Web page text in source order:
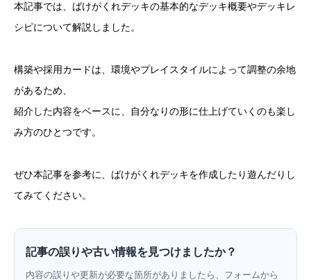
本記事では、ばけがくれデッキの基本的なデッキ概要やデッキレ
シピについて解説しました。
構築や採用カードは、環境やプレイスタイルによって調整の余地
があるため、
紹介した内容をベースに、自分なりの形に仕上げていくのも楽し
み方のひとつです。
ぜひ本記事を参考に、ばけがくれデッキを作成したり遊んだりし
てみてください。
記事の誤りや古い情報を見つけましたか？
内容の誤りや更新が必要な箇所がありましたら、フォームから